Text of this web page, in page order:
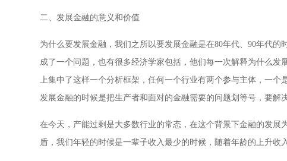
二、发展金融的意义和价值
为什么要发展金融，我们之所以要发展金融是在80年代、90年代
成了一个问题，也有很多经济学家包括，他们每一次解释为什么
上集中了这样一个分析框架，任何一个行业有两个参与主体，一
发展金融的时候是把生产者和面对的金融需要的问题划等号，要解
在今天，产能过剩是大多数行业的常态，在这个背景下金融的发
盾，我们年轻的时候是一辈子收入最少的时候，随着年龄的上升收